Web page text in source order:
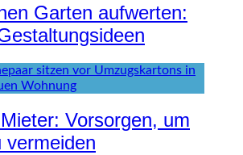
Garten aufwerten:
Vorsorgen, um
vermeiden